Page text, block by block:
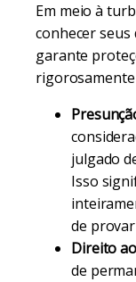
Em meio à
conhecer seus
garante
julgado
Isso
de
Direito
de